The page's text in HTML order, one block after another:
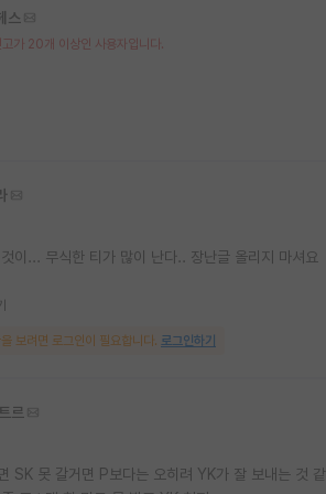
스
고가 20개 이상인 사용자입니다.
이... 무식한 티가 많이 난다.. 장난글 올리지 마셔요
보려면 로그인이 필요합니다. 로그인하기
르
SK 못 갈거면 P보다는 오히려 YK가 잘 보내는 것